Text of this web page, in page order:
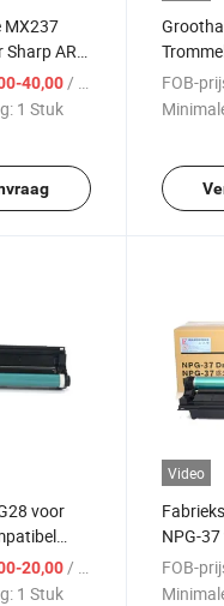
MX237
Sharp AR-
277/M258
40,00/ Stuk
1 Stuk
2348D
FOB-
voor
2420
20,00 / Stuk
1 Stuk
Video
NPG-
2025
FOB-